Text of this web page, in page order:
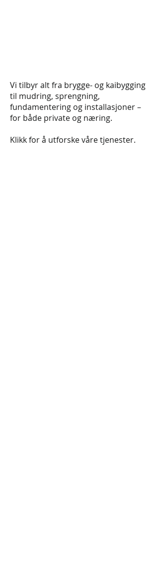
Vi tilbyr alt fra brygge- og kaibygging
til mudring, sprengning,
fundamentering og installasjoner –
for både private og næring.
Klikk for å utforske våre tjenester.